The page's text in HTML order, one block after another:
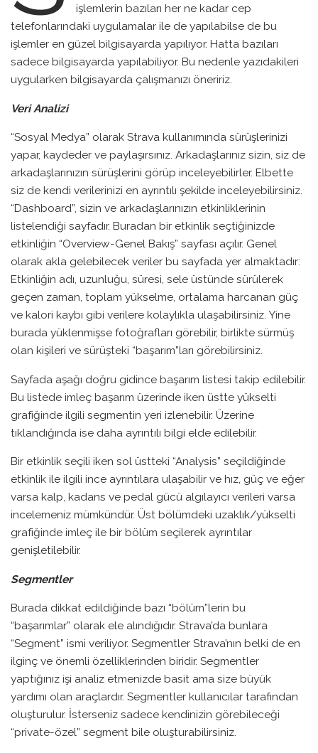
işlemlerin bazıları her ne kadar cep
telefonlarındaki uygulamalar ile de yapılabilse de bu
işlemler en güzel bilgisayarda yapılıyor. Hatta bazıları
sadece bilgisayarda yapılabiliyor. Bu nedenle yazıdakileri
uygularken bilgisayarda çalışmanızı öneririz.
Veri Analizi
“Sosyal Medya” olarak Strava kullanımında sürüşlerinizi
yapar, kaydeder ve paylaşırsınız. Arkadaşlarınız sizin, siz de
arkadaşlarınızın sürüşlerini görüp inceleyebilirler. Elbette
siz de kendi verilerinizi en ayrıntılı şekilde inceleyebilirsiniz.
“Dashboard”, sizin ve arkadaşlarınızın etkinliklerinin
listelendiği sayfadır. Buradan bir etkinlik seçtiğinizde
etkinliğin “Overview-Genel Bakış” sayfası açılır. Genel
olarak akla gelebilecek veriler bu sayfada yer almaktadır:
Etkinliğin adı, uzunluğu, süresi, sele üstünde sürülerek
geçen zaman, toplam yükselme, ortalama harcanan güç
ve kalori kaybı gibi verilere kolaylıkla ulaşabilirsiniz. Yine
burada yüklenmişse fotoğrafları görebilir, birlikte sürmüş
olan kişileri ve sürüşteki “başarım”ları görebilirsiniz.
Sayfada aşağı doğru gidince başarım listesi takip edilebilir.
Bu listede imleç başarım üzerinde iken üstte yükselti
grafiğinde ilgili segmentin yeri izlenebilir. Üzerine
tıklandığında ise daha ayrıntılı bilgi elde edilebilir.
Bir etkinlik seçili iken sol üstteki “Analysis” seçildiğinde
etkinlik ile ilgili ince ayrıntılara ulaşabilir ve hız, güç ve eğer
varsa kalp, kadans ve pedal gücü algılayıcı verileri varsa
incelemeniz mümkündür. Üst bölümdeki uzaklık/yükselti
grafiğinde imleç ile bir bölüm seçilerek ayrıntılar
genişletilebilir.
Segmentler
Burada dikkat edildiğinde bazı “bölüm”lerin bu
“başarımlar” olarak ele alındığıdır. Strava’da bunlara
“Segment” ismi veriliyor. Segmentler Strava’nın belki de en
ilginç ve önemli özelliklerinden biridir. Segmentler
yaptığınız işi analiz etmenizde basit ama size büyük
yardımı olan araçlardır. Segmentler kullanıcılar tarafından
oluşturulur. İsterseniz sadece kendinizin görebileceği
“private-özel” segment bile oluşturabilirsiniz.